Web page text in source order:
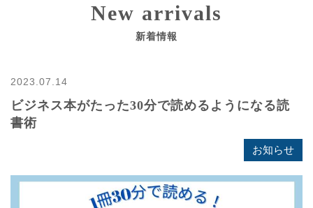
New arrivals
新着情報
2023.07.14
ビジネス本がたった30分で読めるようになる読
書術
お知らせ